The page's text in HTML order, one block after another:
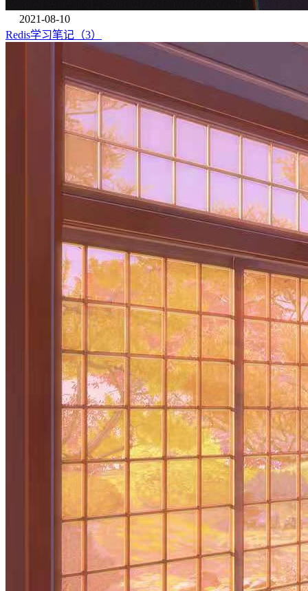
2021-08-10
Redis学习笔记（3）